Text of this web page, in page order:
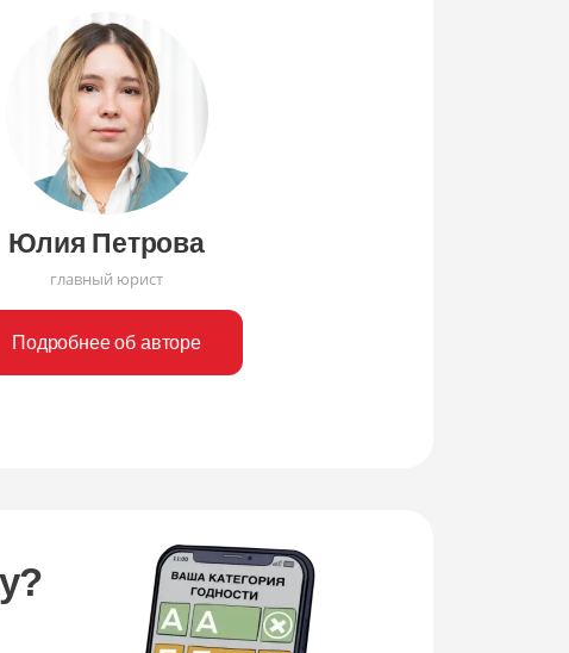
Юлия Петрова
главный юрист
Подробнее об авторе